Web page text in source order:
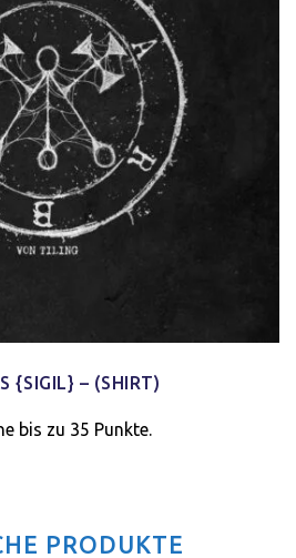
{SIGIL} – (SHIRT)
bis zu 35 Punkte.
PRODUKTE